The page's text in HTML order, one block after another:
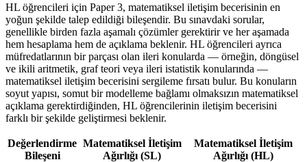
HL öğrencileri için Paper 3, matematiksel iletişim becerisinin en
yoğun şekilde talep edildiği bileşendir. Bu sınavdaki sorular,
genellikle birden fazla aşamalı çözümler gerektirir ve her aşamada
hem hesaplama hem de açıklama beklenir. HL öğrencileri ayrıca
müfredatlarının bir parçası olan ileri konularda — örneğin, döngüsel
ve ikili aritmetik, graf teori veya ileri istatistik konularında —
matematiksel iletişim becerisini sergileme fırsatı bulur. Bu konuların
soyut yapısı, somut bir modelleme bağlamı olmaksızın matematiksel
açıklama gerektirdiğinden, HL öğrencilerinin iletişim becerisini
farklı bir şekilde geliştirmesi beklenir.
Değerlendirme
Bileşeni
Matematiksel İletişim
Ağırlığı (SL)
Matematiksel İletişim
Ağırlığı (HL)